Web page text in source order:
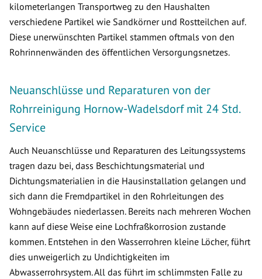
kilometerlangen Transportweg zu den Haushalten
verschiedene Partikel wie Sandkörner und Rostteilchen auf.
Diese unerwünschten Partikel stammen oftmals von den
Rohrinnenwänden des öffentlichen Versorgungsnetzes.
Neuanschlüsse und Reparaturen von der
Rohrreinigung Hornow-Wadelsdorf mit 24 Std.
Service
Auch Neuanschlüsse und Reparaturen des Leitungssystems
tragen dazu bei, dass Beschichtungsmaterial und
Dichtungsmaterialien in die Hausinstallation gelangen und
sich dann die Fremdpartikel in den Rohrleitungen des
Wohngebäudes niederlassen. Bereits nach mehreren Wochen
kann auf diese Weise eine Lochfraßkorrosion zustande
kommen. Entstehen in den Wasserrohren kleine Löcher, führt
dies unweigerlich zu Undichtigkeiten im
Abwasserrohrsystem. All das führt im schlimmsten Falle zu